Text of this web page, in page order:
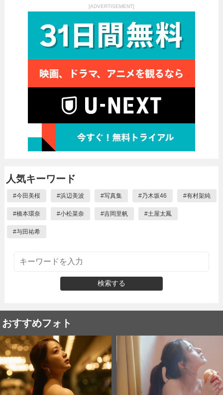
[ADVERTISEMENT]
人気キーワード
#今田美桜 #浜辺美波 #写真集 #乃木坂46 #有村架純
#橋本環奈 #小松菜奈 #吉岡里帆 #土屋太鳳
#与田祐希
検索する
おすすめフォト